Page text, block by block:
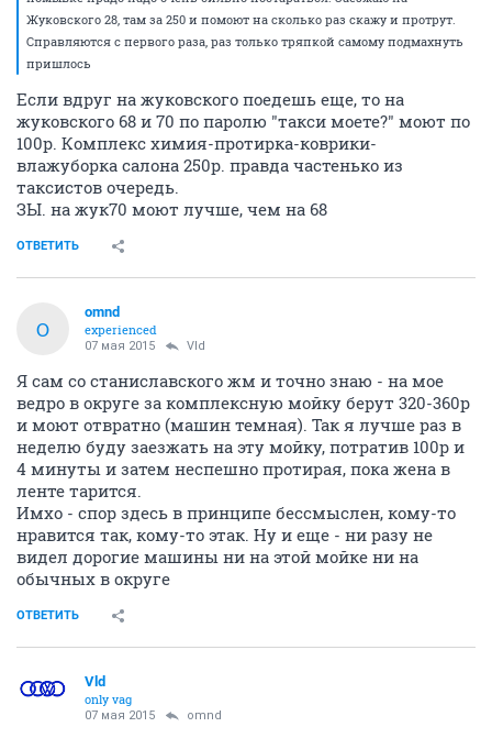
Жуковского 28, там за 250 и помоют на сколько раз скажу и протрут.
Справляются с первого раза, раз только тряпкой самому подмахнуть
пришлось
Если вдруг на жуковского поедешь еще, то на
жуковского 68 и 70 по паролю "такси моете?" моют по
100р. Комплекс химия-протирка-коврики-
влажуборка салона 250р. правда частенько из
таксистов очередь.
ЗЫ. на жук70 моют лучше, чем на 68
ОТВЕТИТЬ
O
omnd
experienced
07 мая 2015 Vld
Я сам со станиславского жм и точно знаю - на мое
ведро в округе за комплексную мойку берут 320-360р
и моют отвратно (машин темная). Так я лучше раз в
неделю буду заезжать на эту мойку, потратив 100р и
4 минуты и затем неспешно протирая, пока жена в
ленте тарится.
Имхо - спор здесь в принципе бессмыслен, кому-то
нравится так, кому-то этак. Ну и еще - ни разу не
видел дорогие машины ни на этой мойке ни на
обычных в округе
ОТВЕТИТЬ
Vld
only vag
07 мая 2015 omnd